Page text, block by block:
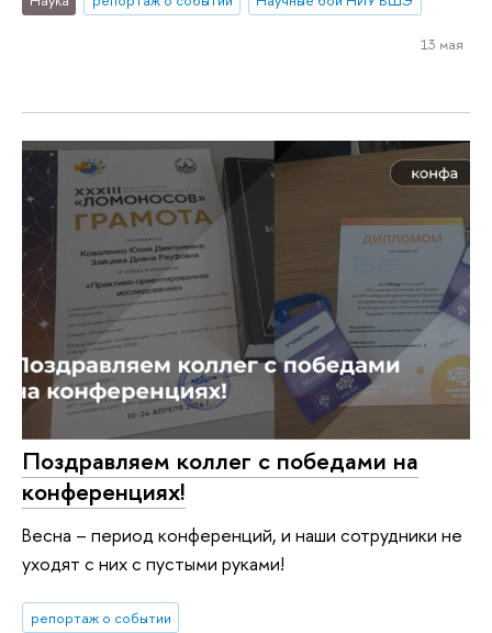
13 мая
Поздравляем коллег с победами на
конференциях!
Весна – период конференций, и наши сотрудники не
уходят с них с пустыми руками!
репортаж о событии